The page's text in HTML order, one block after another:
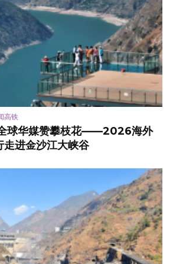
高铁
球华媒赞攀枝花——2026海外
走进金沙江大峡谷